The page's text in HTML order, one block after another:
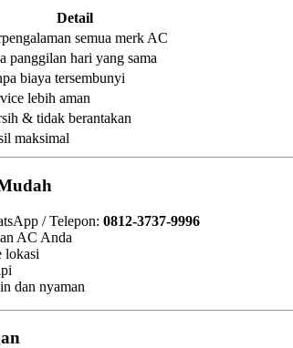
Detail
semua merk AC
panggilan hari yang sama
biaya tersembunyi
lebih aman
& tidak berantakan
maksimal
/ Telepon: 0812-3737-9996
AC Anda
lokasi
dan nyaman